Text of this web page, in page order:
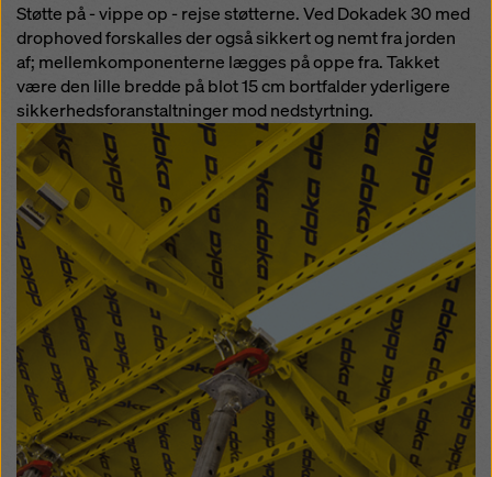
Støtte på - vippe op - rejse støtterne. Ved Dokadek 30 med
drophoved forskalles der også sikkert og nemt fra jorden
af; mellemkomponenterne lægges på oppe fra. Takket
være den lille bredde på blot 15 cm bortfalder yderligere
sikkerhedsfor­anstaltninger mod nedstyrtning.